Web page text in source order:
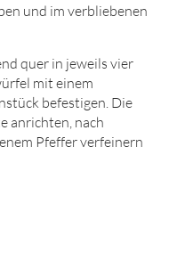
und im verbliebenen
quer in jeweils vier
mit einem
befestigen. Die
anrichten, nach
Pfeffer verfeinern